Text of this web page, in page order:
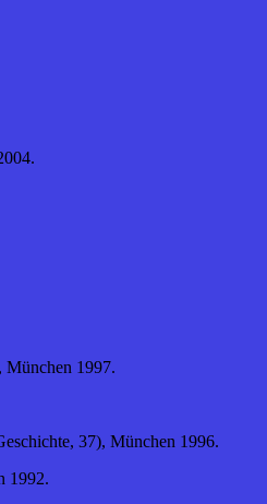
München 1997.
37), München 1996.
1992.